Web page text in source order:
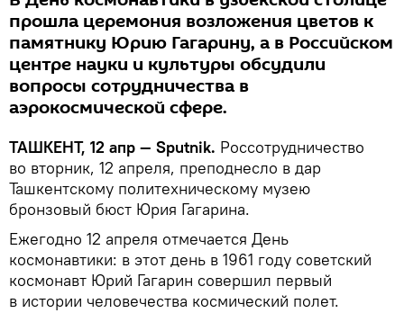
прошла церемония возложения цветов к
памятнику Юрию Гагарину, а в Российском
центре науки и культуры обсудили
вопросы сотрудничества в
аэрокосмической сфере.
ТАШКЕНТ, 12 апр — Sputnik. Россотрудничество
во вторник, 12 апреля, преподнесло в дар
Ташкентскому политехническому музею
бронзовый бюст Юрия Гагарина.
Ежегодно 12 апреля отмечается День
космонавтики: в этот день в 1961 году советский
космонавт Юрий Гагарин совершил первый
в истории человечества космический полет.